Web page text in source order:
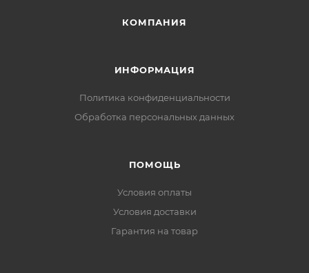
КОМПАНИЯ
ИНФОРМАЦИЯ
Политика конфиденциальности
Обработка персональных данных
ПОМОЩЬ
Условия оплаты
Условия доставки
Гарантия на товар